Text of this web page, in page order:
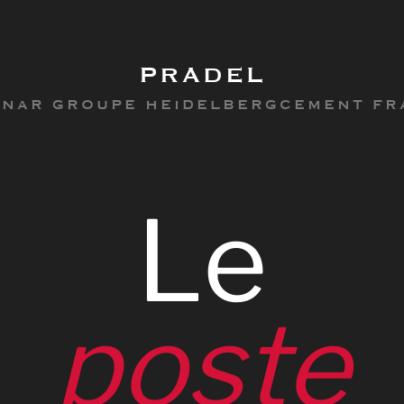
PRADEL
GROUPE HEIDELBERGCEMENT
Le
poste